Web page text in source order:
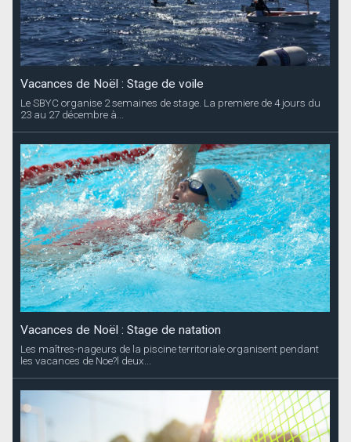
Vacances de Noël : Stage de voile
Le SBYC organise 2 semaines de stage. La premiere de 4 jours du
23 au 27 décembre à...
Vacances de Noël : Stage de natation
Les maîtres-nageurs de la piscine territoriale organisent pendant
les vacances de Noe?l deux...